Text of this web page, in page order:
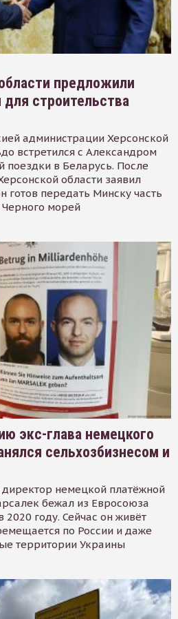
предложили
строительства
администрации Херсонской
встретился с Александром
поездки в Беларусь. После
области заявил
готов передать Минску часть
морей
экс-глава немецкого
сельхозбизнесом и
немецкой платёжной
бежал из Евросоюза
году. Сейчас он живёт
по России и даже
территории Украины